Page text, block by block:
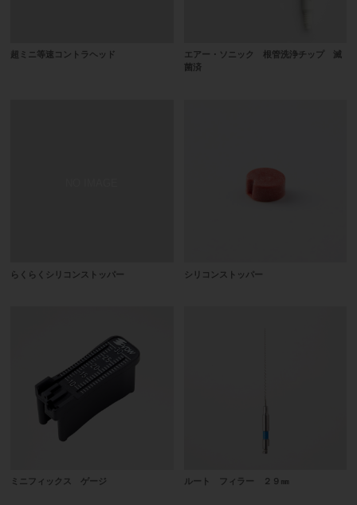
超ミニ等速コントラヘッド
エアー・ソニック 根管洗浄チップ 滅
菌済
らくらくシリコンストッパー シリコンストッパー
ミニフィックス ゲージ ルート フィラー ２９㎜